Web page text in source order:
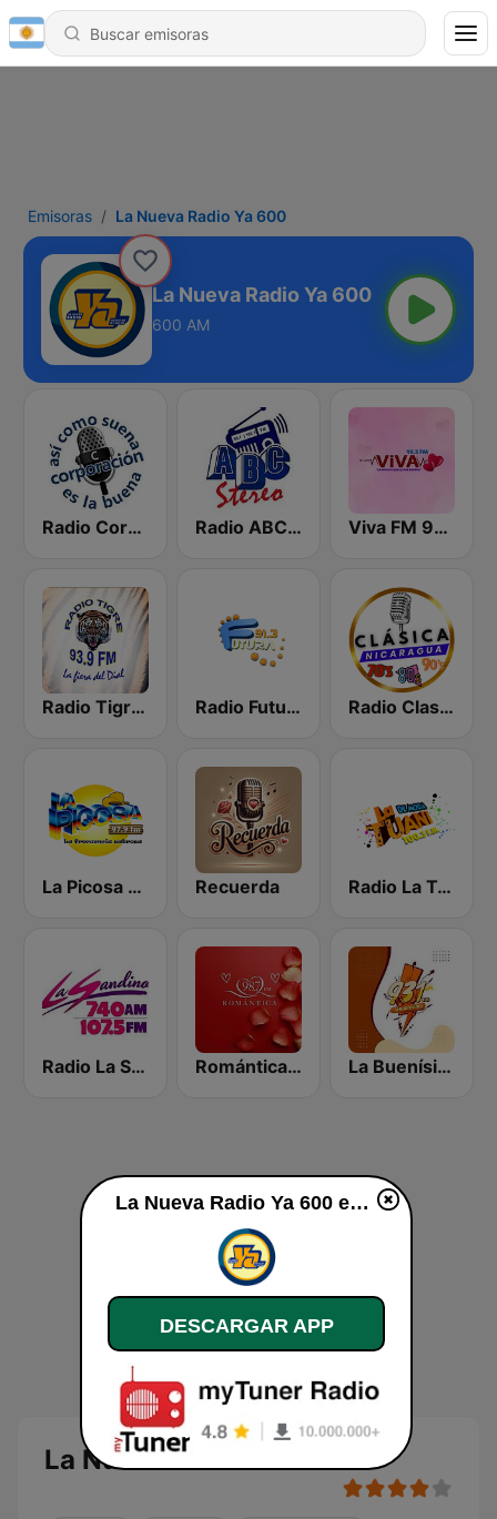
Emisoras La Nueva Radio Ya 600
La Nueva Radio Ya 600
600 AM
Radio Corporación (YNOW) Radio ABC Stereo Viva FM 98.3 FM
Radio Tigre 93.9 FM Radio Futura 91.3 FM Radio Clasico Nicaragua
La Picosa 97.9 FM Recuerda Radio La Tuani
Radio La Sandino Romántica 98.7 FM La Buenísima
La Nueva Radio Ya 600
La Nueva Radio Ya 600 en vivo
DESCARGAR APP